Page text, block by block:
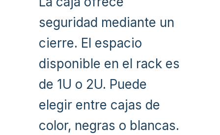
seguridad mediante un
cierre. El espacio
disponible en el rack es
de 1U o 2U. Puede
elegir entre cajas de
color, negras o blancas.